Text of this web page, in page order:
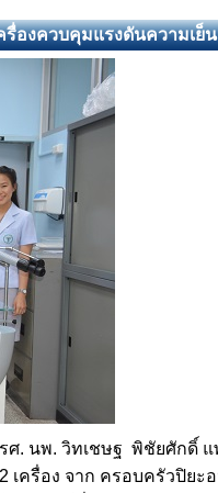
งควบคุมแรงดันความเย็น
. นพ. วิทเชษฐ พิชัยศักดิ์
เครื่อง จาก ครอบครัวปิย